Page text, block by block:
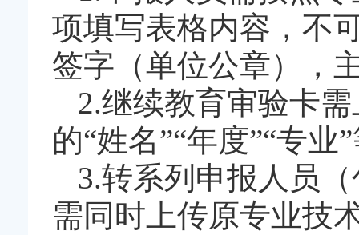
项填写表格内容，不
签字（单位公章），
2.继续教育审验卡
的“姓名”“年度”“专
3.转系列申报人员
需同时上传原专业技